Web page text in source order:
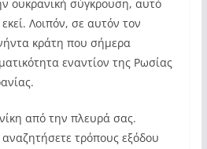
ουκρανική σύγκρουση, αυτό
Λοιπόν, σε αυτόν τον
κράτη που σήμερα
εναντίον της Ρωσίας
από την πλευρά σας.
τρόπους εξόδου